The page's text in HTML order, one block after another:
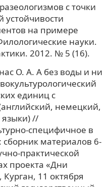
с точки
устойчивости
на примере
науки.
2012. № 5 (16).
О. А. А без воды и ни
единиц с
немецкий,
языки) //
специфичное в
сборник материалов 6-
практической
проекта «Дни
11 октября